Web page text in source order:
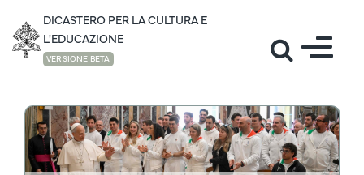
DICASTERO PER LA CULTURA E
L'EDUCAZIONE
VERSIONE BETA
NOTIZIE